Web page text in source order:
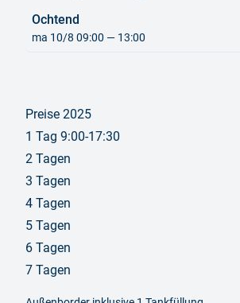
Ochtend
ma 10/8 09:00 — 13:00
Preise 2025
1 Tag 9:00-17:30
2 Tagen
3 Tagen
4 Tagen
5 Tagen
6 Tagen
7 Tagen